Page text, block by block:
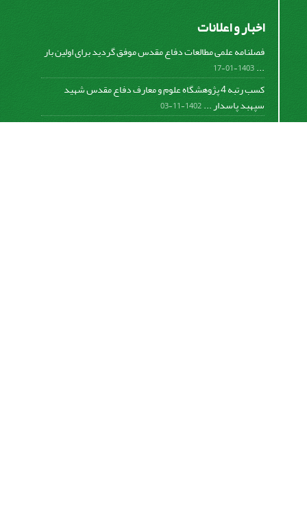
اخبار و اعلانات
فصلنامه علمی مطالعات دفاع مقدس موفق گردید برای اولین بار
...
1403-01-17
کسب رتبه 4 پژوهشگاه علوم و معارف دفاع مقدس شهید
سپهبد پاسدار ...1402-11-03
کسب افتخار فصلنامه علمی مطالعات دفاع مقدس در دومین